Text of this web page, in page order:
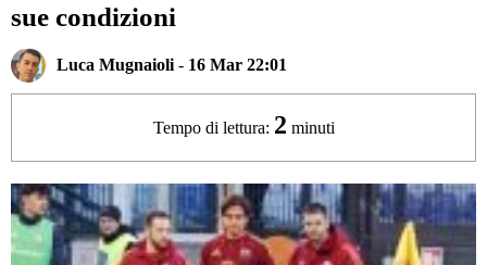
sue condizioni
Luca Mugnaioli - 16 Mar 22:01
Tempo di lettura: 2 minuti